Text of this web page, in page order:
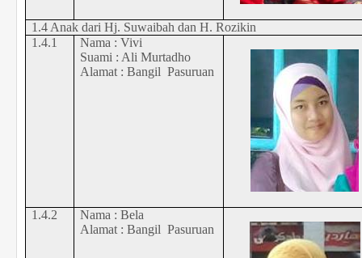
1.4 Anak dariHj. Suwaibahdan H.Rozikin
1.4.1 Nama :Vivi
Suami : Ali Murtadho
Alamat :Bangil Pasuruan
1.4.2 Nama :Bela
Alamat :Bangil Pasuruan